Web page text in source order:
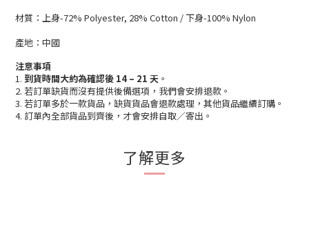
材質： 上身-72% Polyester, 28% Cotton / 下身-100% Nylon
產地：中國
注意事項
1. 到貨時間大約為確認後 14 – 21 天 。
2. 若訂單缺貨而沒有提供後備選項，我們會安排退款。
3. 若訂單多於一款貨品，缺貨貨品會退款處理，其他貨品繼續訂購。
4. 訂單內全部貨品到齊後，才會安排自取／寄出。
了解更多